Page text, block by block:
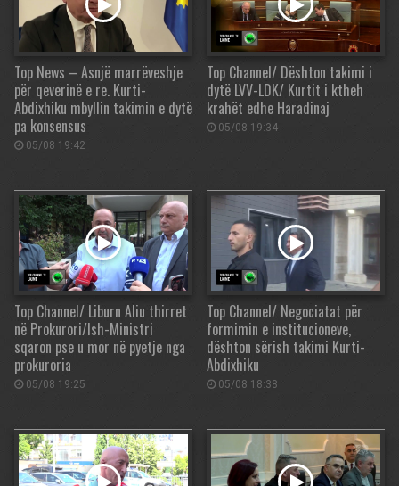
Top News – Asnjë marrëveshje
për qeverinë e re. Kurti-
Abdixhiku mbyllin takimin e dytë
pa konsensus
05/08 19:42
Top Channel/ Dështon takimi i
dytë LVV-LDK/ Kurtit i ktheh
krahët edhe Haradinaj
05/08 19:34
Top Channel/ Liburn Aliu thirret
në Prokurori/Ish-Ministri
sqaron pse u mor në pyetje nga
prokuroria
05/08 19:25
Top Channel/ Negociatat për
formimin e institucioneve,
dështon sërish takimi Kurti-
Abdixhiku
05/08 18:38